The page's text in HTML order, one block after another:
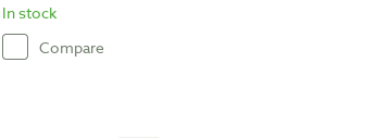
In stock
Compare